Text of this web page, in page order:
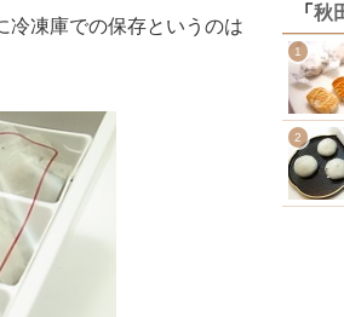
冷凍庫での保存というのは
「 秋